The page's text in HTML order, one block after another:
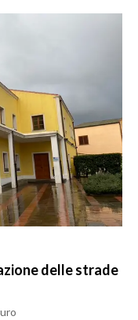
delle strade